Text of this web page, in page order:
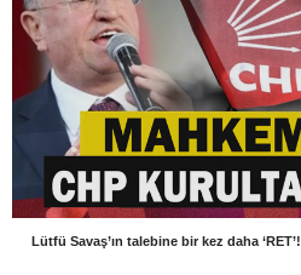
Lütfü Savaş’ın talebine bir kez daha ‘RET’!